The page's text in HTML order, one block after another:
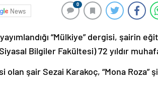
News
0
“Mülkiye” dergisi, şairin
Bilgiler Fakültesi) 72 yıldır
olan şair Sezai Karakoç, “Mona Roza”